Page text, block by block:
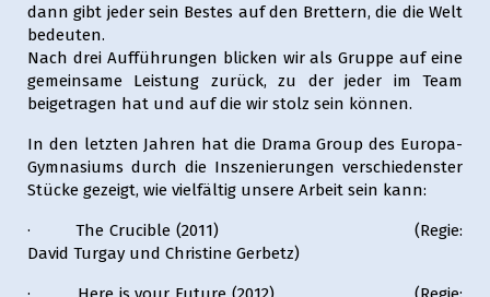
dann gibt jeder sein Bestes auf den Brettern, die die Welt
bedeuten.
Nach drei Aufführungen blicken wir als Gruppe auf eine
gemeinsame Leistung zurück, zu der jeder im Team
beigetragen hat und auf die wir stolz sein können.
In den letzten Jahren hat die Drama Group des Europa-
Gymnasiums durch die Inszenierungen verschiedenster
Stücke gezeigt, wie vielfältig unsere Arbeit sein kann:
· The Crucible (2011) (Regie:
David Turgay und Christine Gerbetz)